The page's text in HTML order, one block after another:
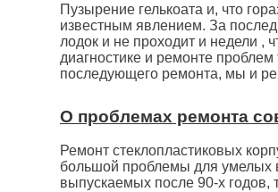
Пузырение гелькоата и, что
известным явлением. За
лодок и не проходит и недели
диагностике и ремонте
последующего ремонта, мы и
О проблемах ремонта
Ремонт стеклопластиковых
большой проблемы для умелых
выпускаемых после 90-х годов,